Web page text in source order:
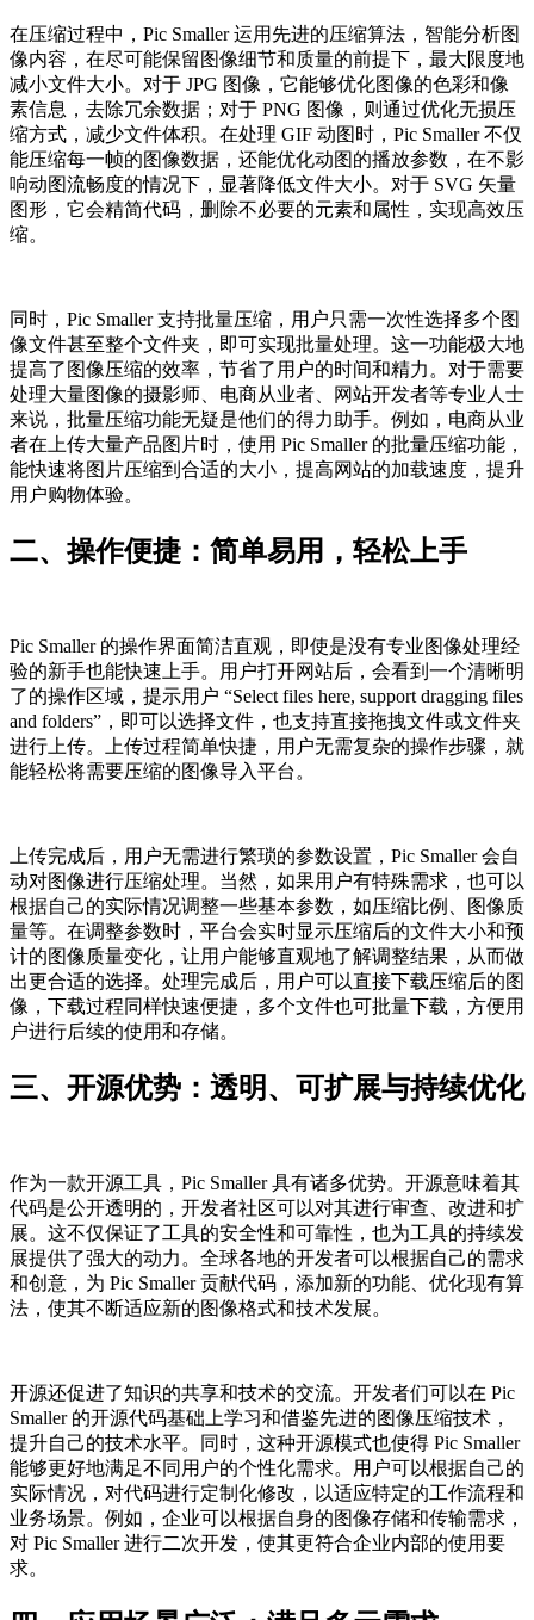
在压缩过程中，Pic Smaller 运用先进的压缩算法，智能分析图
像内容，在尽可能保留图像细节和质量的前提下，最大限度地
减小文件大小。对于 JPG 图像，它能够优化图像的色彩和像
素信息，去除冗余数据；对于 PNG 图像，则通过优化无损压
缩方式，减少文件体积。在处理 GIF 动图时，Pic Smaller 不仅
能压缩每一帧的图像数据，还能优化动图的播放参数，在不影
响动图流畅度的情况下，显著降低文件大小。对于 SVG 矢量
图形，它会精简代码，删除不必要的元素和属性，实现高效压
缩。
同时，Pic Smaller 支持批量压缩，用户只需一次性选择多个图
像文件甚至整个文件夹，即可实现批量处理。这一功能极大地
提高了图像压缩的效率，节省了用户的时间和精力。对于需要
处理大量图像的摄影师、电商从业者、网站开发者等专业人士
来说，批量压缩功能无疑是他们的得力助手。例如，电商从业
者在上传大量产品图片时，使用 Pic Smaller 的批量压缩功能，
能快速将图片压缩到合适的大小，提高网站的加载速度，提升
用户购物体验。
二、操作便捷：简单易用，轻松上手
Pic Smaller 的操作界面简洁直观，即使是没有专业图像处理经
验的新手也能快速上手。用户打开网站后，会看到一个清晰明
了的操作区域，提示用户 “Select files here, support dragging files
and folders”，即可以选择文件，也支持直接拖拽文件或文件夹
进行上传。上传过程简单快捷，用户无需复杂的操作步骤，就
能轻松将需要压缩的图像导入平台。
上传完成后，用户无需进行繁琐的参数设置，Pic Smaller 会自
动对图像进行压缩处理。当然，如果用户有特殊需求，也可以
根据自己的实际情况调整一些基本参数，如压缩比例、图像质
量等。在调整参数时，平台会实时显示压缩后的文件大小和预
计的图像质量变化，让用户能够直观地了解调整结果，从而做
出更合适的选择。处理完成后，用户可以直接下载压缩后的图
像，下载过程同样快速便捷，多个文件也可批量下载，方便用
户进行后续的使用和存储。
三、开源优势：透明、可扩展与持续优化
作为一款开源工具，Pic Smaller 具有诸多优势。开源意味着其
代码是公开透明的，开发者社区可以对其进行审查、改进和扩
展。这不仅保证了工具的安全性和可靠性，也为工具的持续发
展提供了强大的动力。全球各地的开发者可以根据自己的需求
和创意，为 Pic Smaller 贡献代码，添加新的功能、优化现有算
法，使其不断适应新的图像格式和技术发展。
开源还促进了知识的共享和技术的交流。开发者们可以在 Pic
Smaller 的开源代码基础上学习和借鉴先进的图像压缩技术，
提升自己的技术水平。同时，这种开源模式也使得 Pic Smaller
能够更好地满足不同用户的个性化需求。用户可以根据自己的
实际情况，对代码进行定制化修改，以适应特定的工作流程和
业务场景。例如，企业可以根据自身的图像存储和传输需求，
对 Pic Smaller 进行二次开发，使其更符合企业内部的使用要
求。